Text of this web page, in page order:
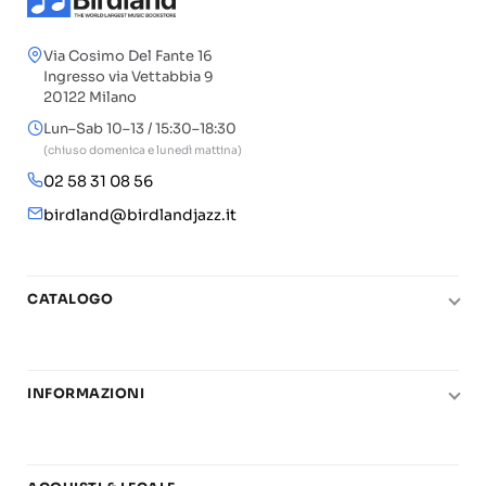
Via Cosimo Del Fante 16
Ingresso via Vettabbia 9
20122 Milano
Lun–Sab 10–13 / 15:30–18:30
(chiuso domenica e lunedì mattina)
02 58 31 08 56
birdland@birdlandjazz.it
CATALOGO
Chitarra
INFORMAZIONI
Carta del Docente